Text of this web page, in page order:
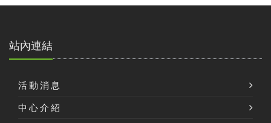
站內連結
活動消息
中心介紹